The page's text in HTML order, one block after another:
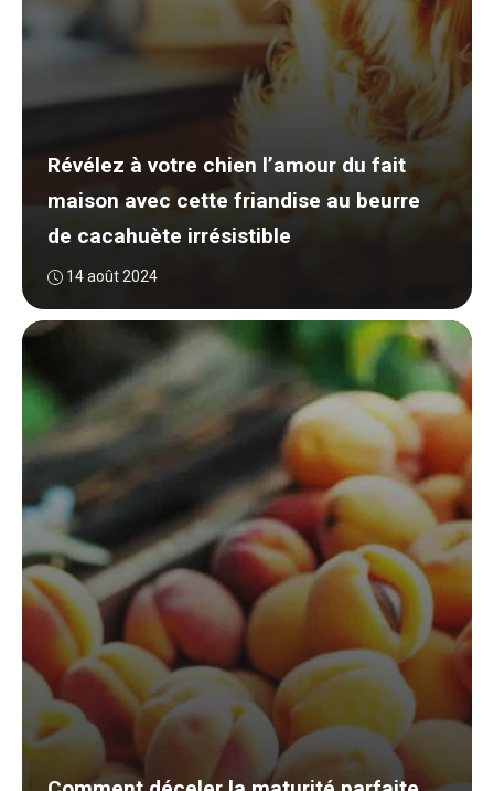
Révélez à votre chien l’amour du fait
maison avec cette friandise au beurre
de cacahuète irrésistible
14 août 2024